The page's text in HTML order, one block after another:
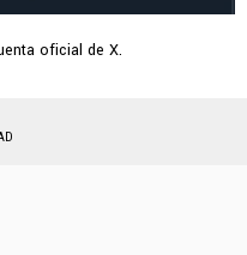
oficial de X.